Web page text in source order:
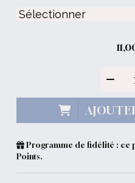
Programme de fidélité :
Points.